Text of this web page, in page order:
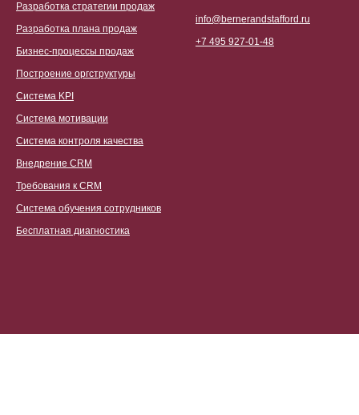
Разработка стратегии продаж
Разработка плана продаж
Бизнес-процессы продаж
Построение оргструктуры
Система KPI
Система мотивации
Система контроля качества
Внедрение CRM
Требования к CRM
Система обучения сотрудников
Бесплатная диагностика
info@bernerandstafford.ru
+7 495 927-01-48